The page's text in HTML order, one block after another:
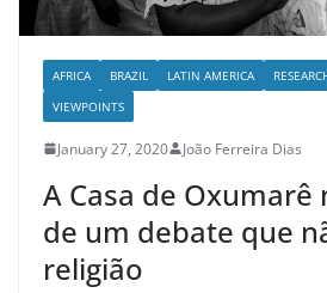
AFRICA BRAZIL LATIN AMERICA
VIEWPOINTS
January 27, 2020 João Ferreira Dias
A Casa de Oxumarê
de um debate que
religião